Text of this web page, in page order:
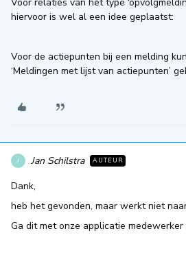
hiervoor is wel al een idee geplaatst:
Voor de actiepunten bij een melding
‘Meldingen met lijst van actiepunten’
J Jan Schilstra AUTEUR
Dank,
heb het gevonden, maar werkt niet
Ga dit met onze applicatie medewerker